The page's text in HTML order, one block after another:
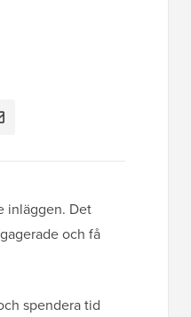
inläggen. Det
och få
spendera tid